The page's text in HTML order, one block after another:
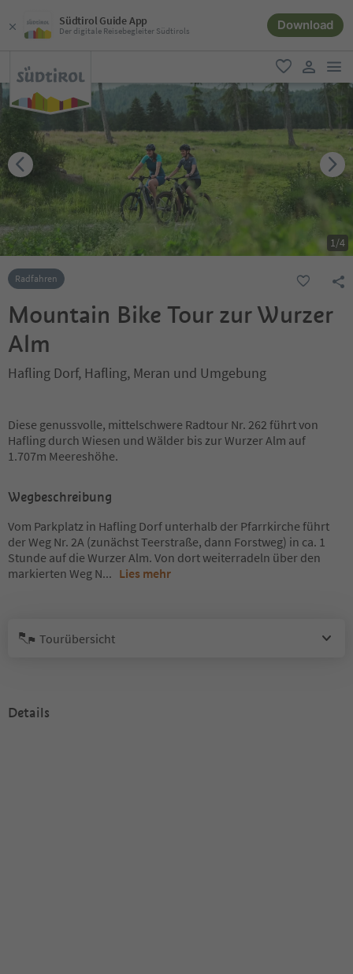
Südtirol Guide App
Der digitale Reisebegleiter Südtirols Download
favorit
user link
1/4
Radfahren
Mountain Bike Tour zur Wurzer
Alm
Hafling Dorf, Hafling, Meran und Umgebung
Diese genussvolle, mittelschwere Radtour Nr. 262 führt von
Hafling durch Wiesen und Wälder bis zur Wurzer Alm auf
1.707m Meereshöhe.
Wegbeschreibung
Vom Parkplatz in Hafling Dorf unterhalb der Pfarrkirche führt
der Weg Nr. 2A (zunächst Teerstraße, dann Forstweg) in ca. 1
Stunde auf die Wurzer Alm. Von dort weiterradeln über den
markierten Weg N... Lies mehr
Tourübersicht
Details